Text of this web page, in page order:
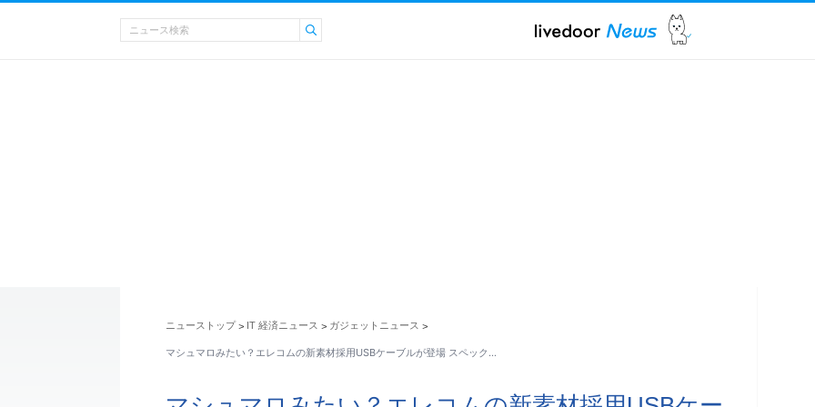
ニューストップ > IT 経済ニュース > ガジェットニュース >
マシュマロみたい？エレコムの新素材採用USBケーブルが登場 スペック…